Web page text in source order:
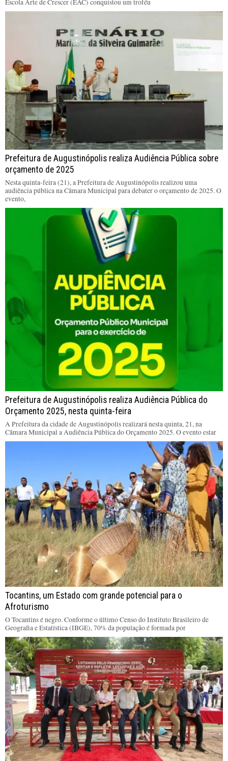
Escola Arte de Crescer (EAC) conquistou um troféu
Prefeitura de Augustinópolis realiza Audiência Pública sobre
orçamento de 2025
Nesta quinta-feira (21), a Prefeitura de Augustinópolis realizou uma
audiência pública na Câmara Municipal para debater o orçamento de 2025. O
evento,
Prefeitura de Augustinópolis realiza Audiência Pública do
Orçamento 2025, nesta quinta-feira
A Prefeitura da cidade de Augustinópolis realizará nesta quinta, 21, na
Câmara Municipal a Audiência Pública do Orçamento 2025. O evento estar
Tocantins, um Estado com grande potencial para o
Afroturismo
O Tocantins é negro. Conforme o último Censo do Instituto Brasileiro de
Geografia e Estatística (IBGE), 70% da população é formada por